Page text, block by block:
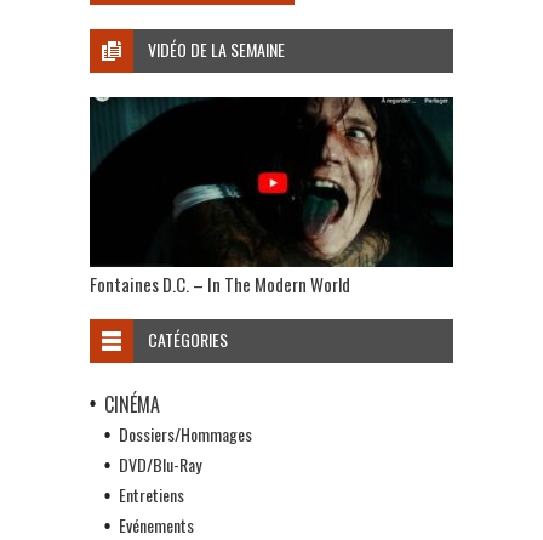
VIDÉO DE LA SEMAINE
Fontaines D.C. – In The Modern World
CATÉGORIES
CINÉMA
Dossiers/Hommages
DVD/Blu-Ray
Entretiens
Evénements